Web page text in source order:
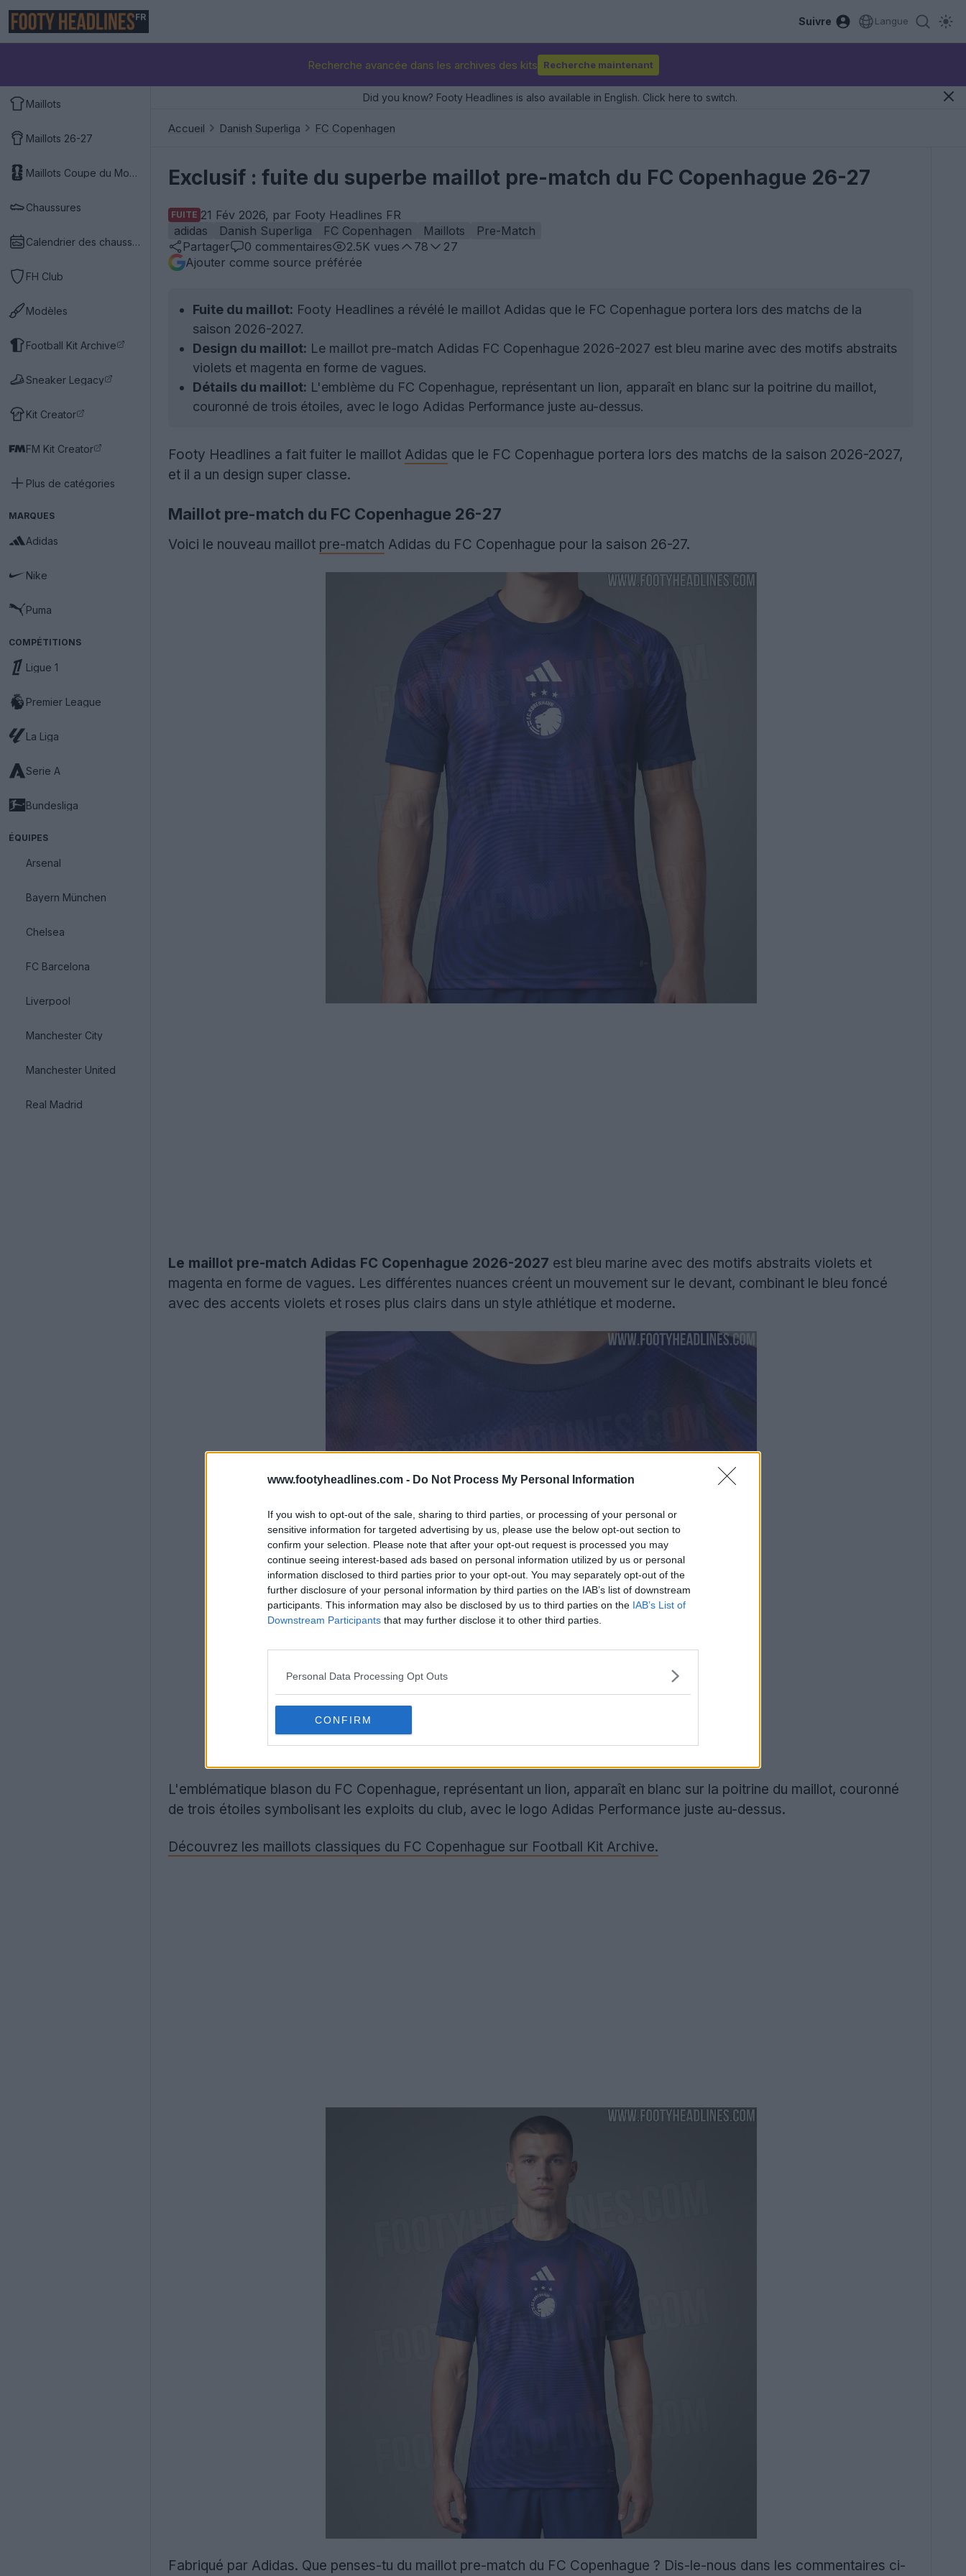
www.footyheadlines.com - Do Not Process My Personal Information
If you wish to opt-out of the sale, sharing to third parties, or processing of your personal or
sensitive information for targeted advertising by us, please use the below opt-out section to
confirm your selection. Please note that after your opt-out request is processed you may
continue seeing interest-based ads based on personal information utilized by us or personal
information disclosed to third parties prior to your opt-out. You may separately opt-out of the
further disclosure of your personal information by third parties on the IAB’s list of downstream
participants. This information may also be disclosed by us to third parties on the IAB’s List of
Downstream Participants that may further disclose it to other third parties.
Personal Data Processing Opt Outs
CONFIRM
FR Suivre Langue
Recherche avancée dans les archives des kits Recherche maintenant
Maillots
Maillots 26-27
Maillots Coupe du Monde 2026
Chaussures
Calendrier des chaussures
FH Club
Modèles
Football Kit Archive
Sneaker Legacy
Kit Creator
FM Kit Creator
Plus de catégories
MARQUES
Adidas
Nike
Puma
COMPÉTITIONS
Ligue 1
Premier League
La Liga
Serie A
Bundesliga
ÉQUIPES
Arsenal
Bayern München
Chelsea
FC Barcelona
Liverpool
Manchester City
Manchester United
Real Madrid
Did you know? Footy Headlines is also available in English. Click here to switch.
Accueil Danish Superliga FC Copenhagen
Exclusif : fuite du superbe maillot pre-match du FC Copenhague 26-27
FUITE 21 Fév 2026, par Footy Headlines FR
adidas
Danish Superliga FC Copenhagen Maillots
Pre-Match
Partager
0 commentaires 2.5K vues 78
27
Ajouter comme source préférée
Fuite du maillot: Footy Headlines a révélé le maillot Adidas que le FC Copenhague portera lors des matchs de la
saison 2026-2027.
Design du maillot: Le maillot pre-match Adidas FC Copenhague 2026-2027 est bleu marine avec des motifs abstraits
violets et magenta en forme de vagues.
Détails du maillot: L'emblème du FC Copenhague, représentant un lion, apparaît en blanc sur la poitrine du maillot,
couronné de trois étoiles, avec le logo Adidas Performance juste au-dessus.
Footy Headlines a fait fuiter le maillot Adidas que le FC Copenhague portera lors des matchs de la saison 2026-2027,
et il a un design super classe.
Maillot pre-match du FC Copenhague 26-27
Voici le nouveau maillot pre-match Adidas du FC Copenhague pour la saison 26-27.
Le maillot pre-match Adidas FC Copenhague 2026-2027 est bleu marine avec des motifs abstraits violets et
magenta en forme de vagues. Les différentes nuances créent un mouvement sur le devant, combinant le bleu foncé
avec des accents violets et roses plus clairs dans un style athlétique et moderne.
L'emblématique blason du FC Copenhague, représentant un lion, apparaît en blanc sur la poitrine du maillot, couronné
de trois étoiles symbolisant les exploits du club, avec le logo Adidas Performance juste au-dessus.
Découvrez les maillots classiques du FC Copenhague sur Football Kit Archive.
Fabriqué par Adidas. Que penses-tu du maillot pre-match du FC Copenhague ? Dis-le-nous dans les commentaires ci-